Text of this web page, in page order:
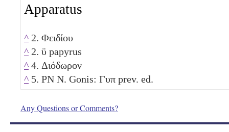
Apparatus
^ 2. Φειδίου
^ 2. ϋ papyrus
^ 4. Διόδωρον
^ 5. PN N. Gonis: Γυπ prev. ed.
Any Questions or Comments?